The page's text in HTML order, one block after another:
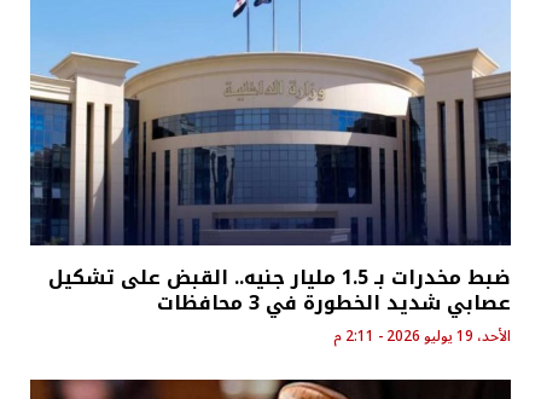
ضبط مخدرات بـ 1.5 مليار جنيه.. القبض على تشكيل
عصابي شديد الخطورة في 3 محافظات
الأحد، 19 يوليو 2026 - 2:11 م